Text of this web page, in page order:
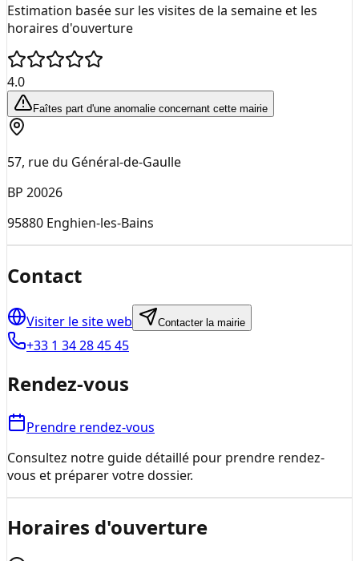
Estimation basée sur les visites de la semaine et les
horaires d'ouverture
4.0
Faîtes part d'une anomalie concernant cette mairie
57, rue du Général-de-Gaulle
BP 20026
95880 Enghien-les-Bains
Contact
Visiter le site web Contacter la mairie
+33 1 34 28 45 45
Rendez-vous
Prendre rendez-vous
Consultez notre guide détaillé pour prendre rendez-
vous et préparer votre dossier.
Horaires d'ouverture